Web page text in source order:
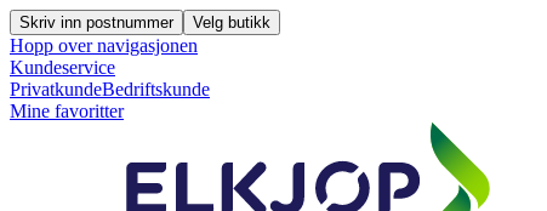
Skriv inn postnummer Velg butikk
Hopp over navigasjonen
Kundeservice
PrivatkundeBedriftskunde
Mine favoritter